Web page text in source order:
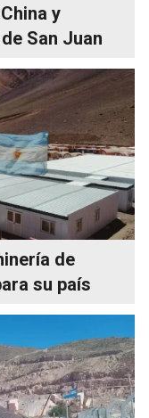
y
San Juan
de
su país